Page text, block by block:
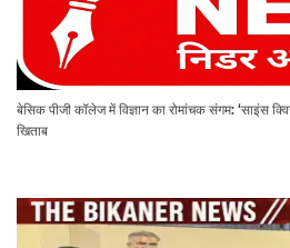
बेसिक पीजी कॉलेज में विज्ञान का रोमांचक संगम: ‘साइंस
खिताब